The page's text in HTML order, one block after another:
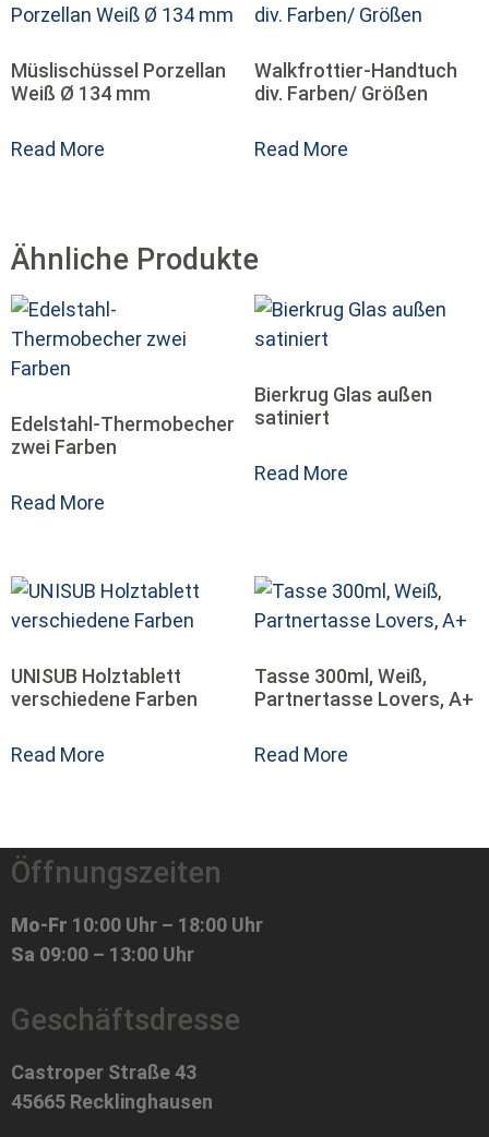
Müslischüssel Porzellan
Weiß Ø 134 mm
Read More
Walkfrottier-Handtuch
div. Farben/ Größen
Read More
Ähnliche Produkte
Edelstahl-Thermobecher
zwei Farben
Read More
Bierkrug Glas außen
satiniert
Read More
UNISUB Holztablett
verschiedene Farben
Read More
Tasse 300ml, Weiß,
Partnertasse Lovers, A+
Read More
Öffnungszeiten
Mo-Fr 10:00 Uhr – 18:00 Uhr
Sa 09:00 – 13:00 Uhr
Geschäftsdresse
Castroper Straße 43
45665 Recklinghausen